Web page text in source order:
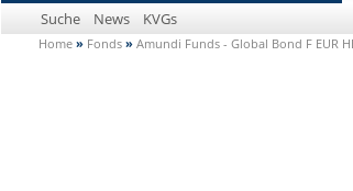
Suche
News KVGs
Home » Fonds » Amundi Funds - Global Bond F EUR